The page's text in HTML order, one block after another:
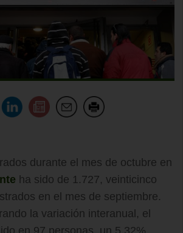
durante el mes de octubre en
ha sido de 1.727, veinticinco
en el mes de septiembre.
la variación interanual, el
en 97 personas, un 5.32%